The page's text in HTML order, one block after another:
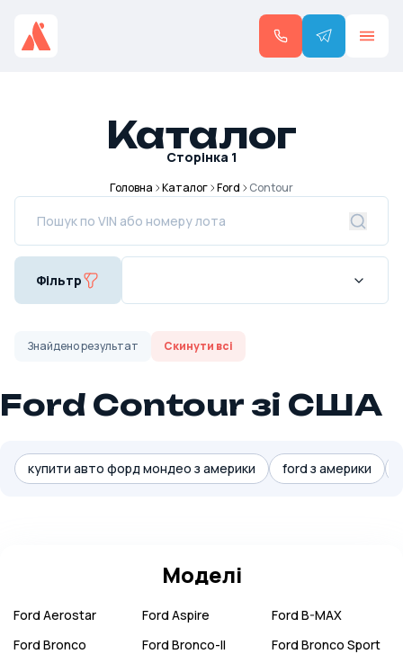
Каталог
Сторінка 1
Головна Каталог Ford Contour
Фільтр
Знайденорезультат Скинути всі
Ford Contour зі США
купити авто форд мондео з америки ford з америки
Моделі
Ford Aerostar Ford Aspire Ford B-MAX
Ford Bronco Ford Bronco-II Ford Bronco Sport